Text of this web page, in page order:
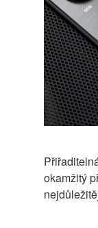
okamžitý